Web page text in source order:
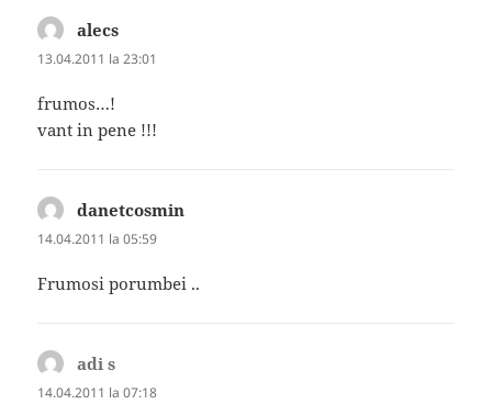
alecs
13.04.2011 la 23:01
frumos…!
vant in pene !!!
danetcosmin
14.04.2011 la 05:59
Frumosi porumbei ..
adi s
14.04.2011 la 07:18